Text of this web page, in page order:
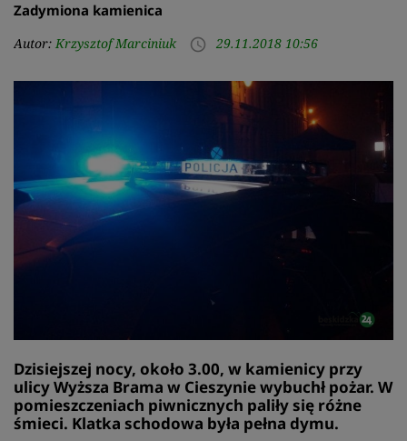
Zadymiona kamienica
Autor: Krzysztof Marciniuk access_time 29.11.2018 10:56
Dzisiejszej nocy, około 3.00, w kamienicy przy
ulicy Wyższa Brama w Cieszynie wybuchł pożar. W
pomieszczeniach piwnicznych paliły się różne
śmieci. Klatka schodowa była pełna dymu.